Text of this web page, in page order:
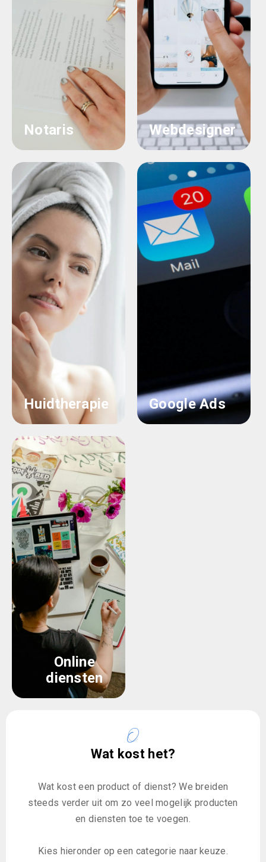
Notaris Webdesigner
Huidtherapie Google Ads
Online
diensten
Wat kost het?
Wat kost een product of dienst? We breiden
steeds verder uit om zo veel mogelijk producten
en diensten toe te voegen.
Kies hieronder op een categorie naar keuze.